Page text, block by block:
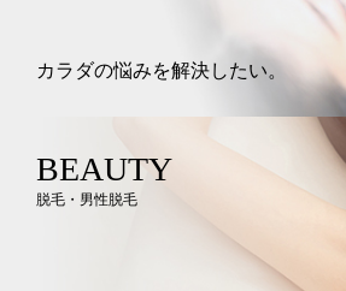
カラダの悩みを解決したい。
BEAUTY
脱毛・男性脱毛